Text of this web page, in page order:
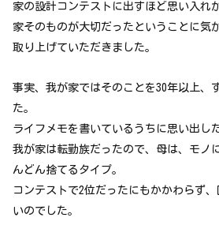
家の設計コンテストに出すほど思い入れ
家そのものが大切だったということに気
取り上げていただきました。
事実、我が家ではそのことを30年以上、
た。
ライフメモを書いているうちに思い出し
我が家は転勤族だったので、母は、モノ
んどん捨てるタイプ。
コンテストで2位だったにもかかわらず
いのでした。